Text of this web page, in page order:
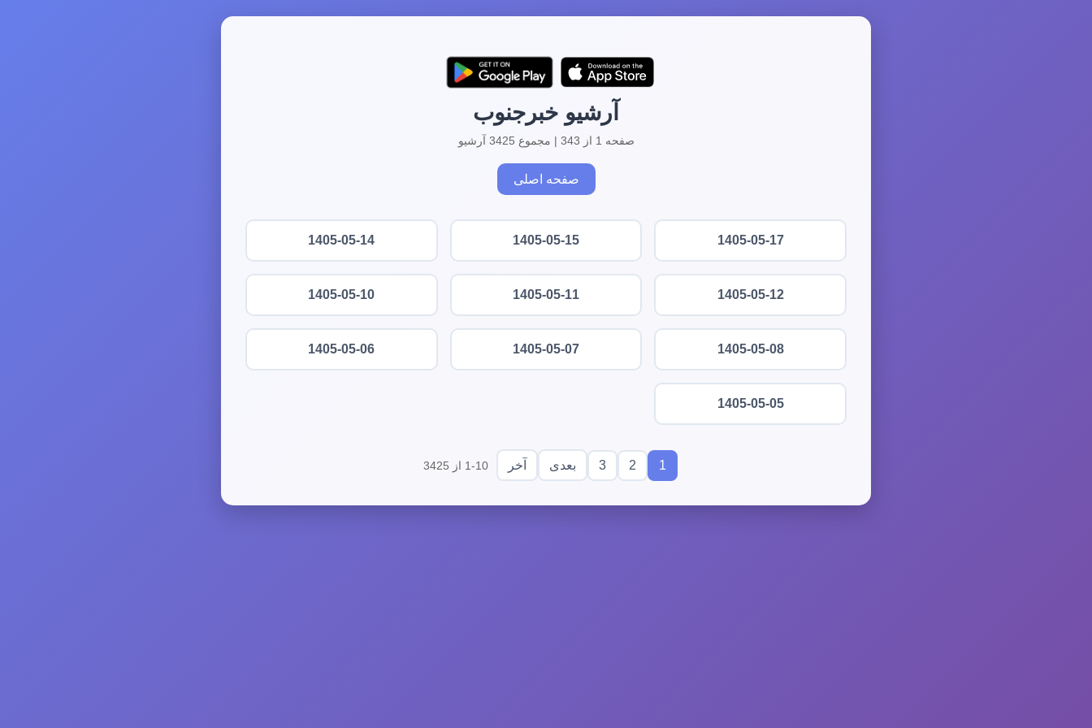
آرشیو خبرجنوب
صفحه 1 از 343 | مجموع 3425 آرشیو
صفحه اصلی
1405-05-17
1405-05-15
1405-05-14
1405-05-12
1405-05-11
1405-05-10
1405-05-08
1405-05-07
1405-05-06
1405-05-05
1
2
3 بعدی آخر 1-10 از 3425